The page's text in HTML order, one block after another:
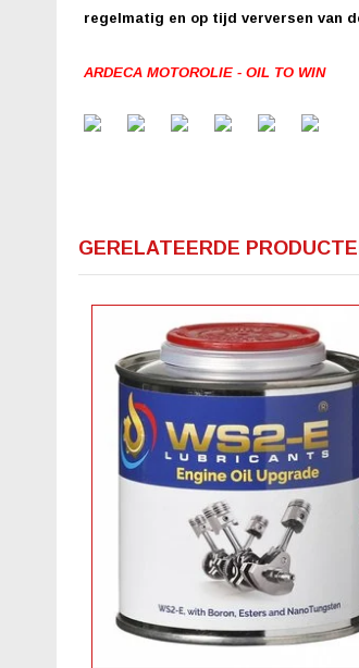
regelmatig en op tijd verversen van
ARDECA MOTOROLIE - OIL TO WIN
GERELATEERDE